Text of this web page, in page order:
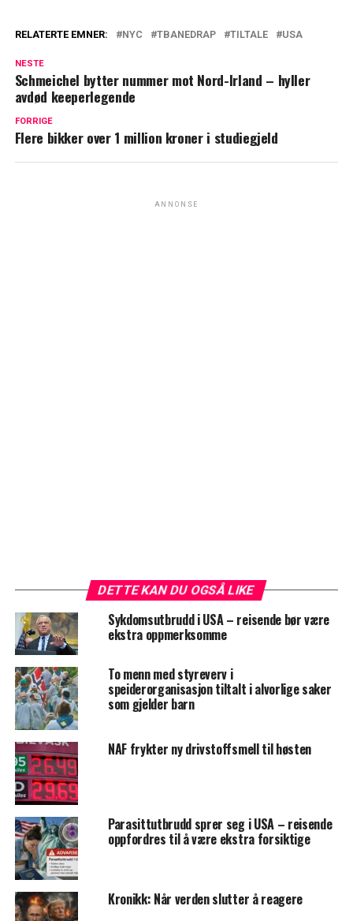
RELATERTE EMNER: NYC TBANEDRAP TILTALE USA
NESTE
Schmeichel bytter nummer mot Nord-Irland – hyller
avdød keeperlegende
FORRIGE
Flere bikker over 1 million kroner i studiegjeld
ANNONSE
DETTE KAN DU OGSÅ LIKE
Sykdomsutbrudd i USA – reisende bør være
ekstra oppmerksomme
To menn med styreverv i
speiderorganisasjon tiltalt i alvorlige saker
som gjelder barn
NAF frykter ny drivstoffsmell til høsten
Parasittutbrudd sprer seg i USA – reisende
oppfordres til å være ekstra forsiktige
Kronikk: Når verden slutter å reagere